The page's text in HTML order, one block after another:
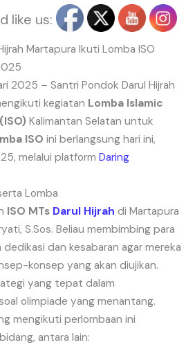
like us:
Martapura Ikuti Lomba ISO
2025 – Santri Pondok Darul Hijrah
kegiatan Lomba Islamic
Kalimantan Selatan untuk
ISO ini berlangsung hari ini,
melalui platform Daring
Lomba
ISO MTs Darul Hijrah di Martapura
S.Sos. Beliau membimbing para
dan kesabaran agar mereka
konsep yang akan diujikan.
yang tepat dalam
olimpiade yang menantang.
mengikuti perlombaan ini
antara lain: